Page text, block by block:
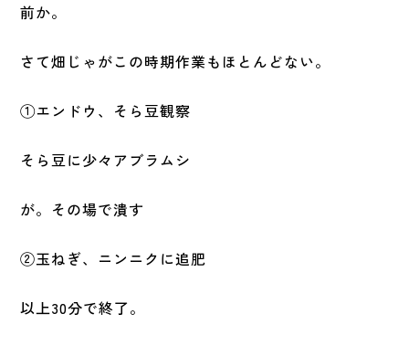
前か。
さて畑じゃがこの時期作業もほとんどない。
①エンドウ、そら豆観察
そら豆に少々アブラムシ
が。その場で潰す
②玉ねぎ、ニンニクに追肥
以上30分で終了。